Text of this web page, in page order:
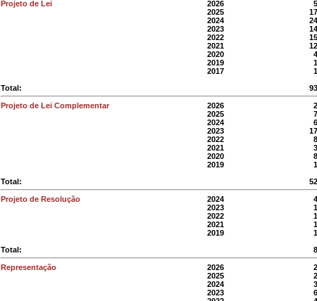
Projeto de Lei 2026
5
2025
17
2024
24
2023
14
2022
15
2021
12
2020
4
2019
1
2017
1
Total:
93
Projeto de Lei Complementar 2026
2
2025
7
2024
6
2023
17
2022
8
2021
3
2020
8
2019
1
Total:
52
Projeto de Resolução 2024
4
2023
1
2022
1
2021
1
2019
1
Total:
8
Representação 2026
2
2025
2
2024
3
2023
6